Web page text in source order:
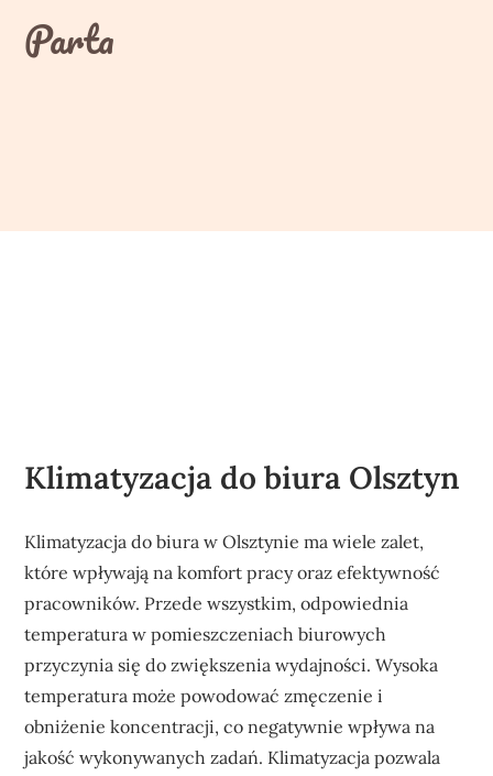
contentParta
Klimatyzacja do biura Olsztyn
Klimatyzacja do biura w Olsztynie ma wiele zalet,
które wpływają na komfort pracy oraz efektywność
pracowników. Przede wszystkim, odpowiednia
temperatura w pomieszczeniach biurowych
przyczynia się do zwiększenia wydajności. Wysoka
temperatura może powodować zmęczenie i
obniżenie koncentracji, co negatywnie wpływa na
jakość wykonywanych zadań. Klimatyzacja pozwala